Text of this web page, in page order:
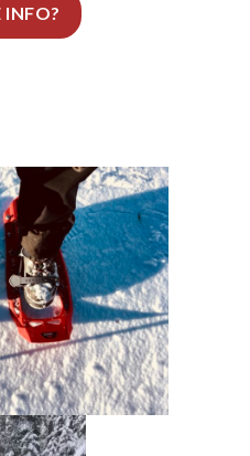
INFO?